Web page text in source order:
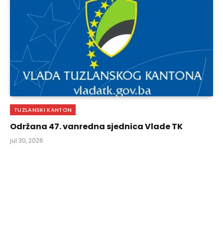
TUZLANSKI KANTON
Održana 47. vanredna sjednica Vlade TK
jul 30, 2026